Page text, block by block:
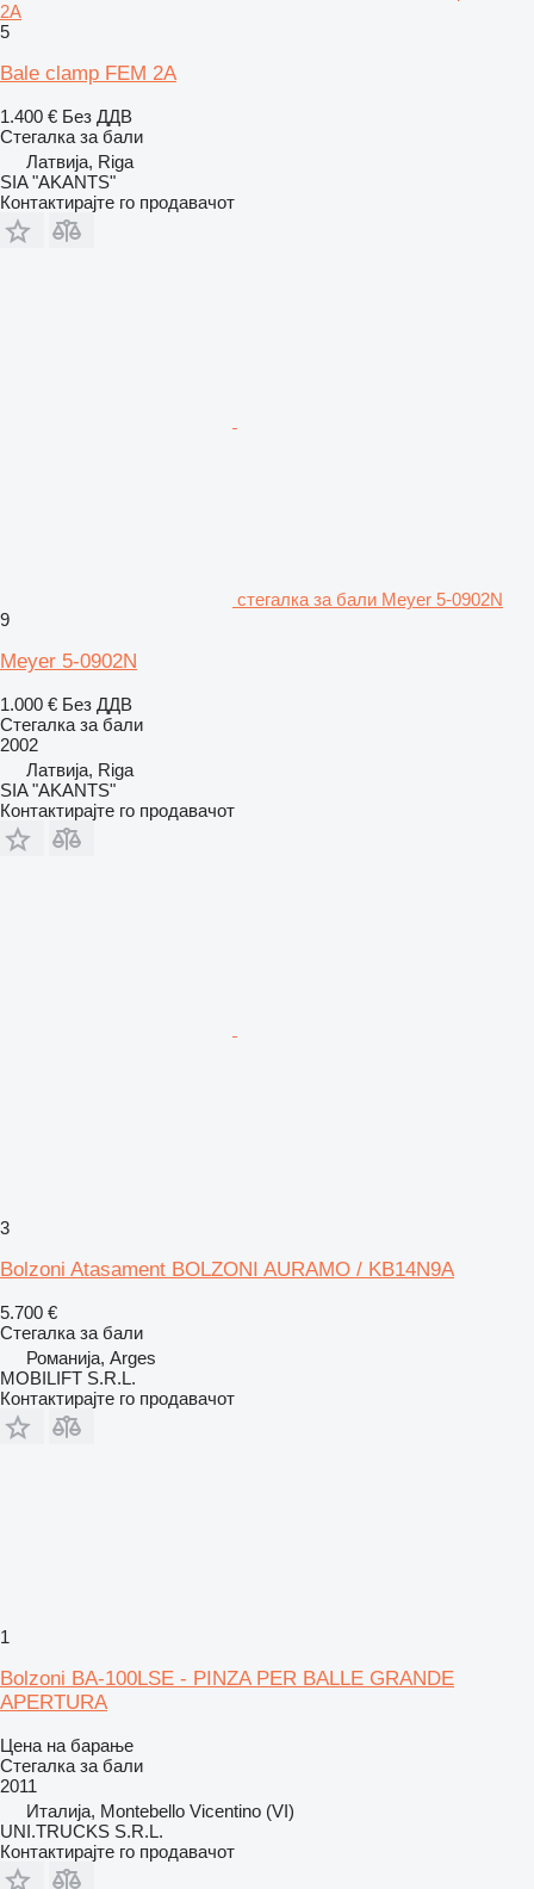
2A
5
Bale clamp FEM 2A
1.400 € Без ДДВ
Стегалка за бали
Латвија, Riga
SIA "AKANTS"
Контактирајте го продавачот
стегалка за бали Meyer 5-0902N
9
Meyer 5-0902N
1.000 € Без ДДВ
Стегалка за бали
2002
Латвија, Riga
SIA "AKANTS"
Контактирајте го продавачот
3
Bolzoni Atasament BOLZONI AURAMO / KB14N9A
5.700 €
Стегалка за бали
Романија, Arges
MOBILIFT S.R.L.
Контактирајте го продавачот
1
Bolzoni BA-100LSE - PINZA PER BALLE GRANDE
APERTURA
Цена на барање
Стегалка за бали
2011
Италија, Montebello Vicentino (VI)
UNI.TRUCKS S.R.L.
Контактирајте го продавачот